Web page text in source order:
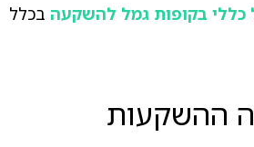
כללי בקופות גמל להשקעהבכלל
ההשקעות